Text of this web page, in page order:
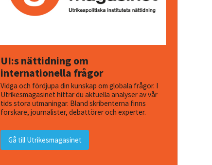
UI:s nättidning om
internationella frågor
Vidga och fördjupa din kunskap om globala frågor. I
Utrikesmagasinet hittar du aktuella analyser av vår
tids stora utmaningar. Bland skribenterna finns
forskare, journalister, debattörer och experter.
Gå till Utrikesmagasinet